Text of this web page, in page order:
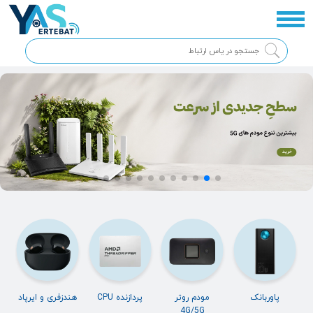
پاوربانک
مودم روتر
پردازنده CPU هندزفری و ایرپاد